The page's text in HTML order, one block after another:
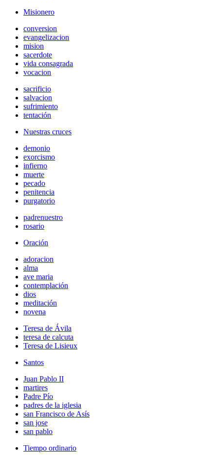
Misionero
conversion
evangelizacion
mision
sacerdote
vida consagrada
vocacion
sacrificio
salvacion
sufrimiento
tentación
Nuestras cruces
demonio
exorcismo
infierno
muerte
pecado
penitencia
purgatorio
padrenuestro
rosario
Oración
adoracion
alma
ave maria
contemplación
dios
meditación
novena
Teresa de Ávila
teresa de calcuta
Teresa de Lisieux
Santos
Juan Pablo II
martires
Padre Pío
padres de la iglesia
san Francisco de Asís
san jose
san pablo
Tiempo ordinario